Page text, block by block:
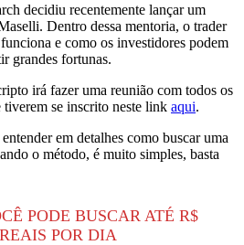
decidiu recentemente lançar um
Dentro dessa mentoria, o trader
e como os investidores podem
grandes fortunas.
irá fazer uma reunião com todos os
tiverem se inscrito neste link aqui.
em detalhes como buscar uma
o método, é muito simples, basta
PODE BUSCAR ATÉ R$
POR DIA